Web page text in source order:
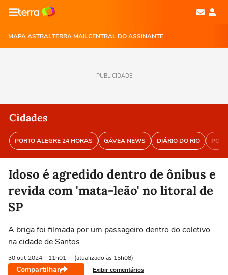
MAPA ASTRALTERRA MAILCENTRAL DO ASSINANTE
PUBLICIDADE
Cidades
PORTO ALEGRE 24 HORAS GÁVEA NEWS DIÁRIO DO RIO
Idoso é agredido dentro de ônibus e
revida com 'mata-leão' no litoral de
SP
A briga foi filmada por um passageiro dentro do coletivo
na cidade de Santos
30 out 2024 - 11h01 (atualizado às 15h08)
Compartilhar Exibir comentários